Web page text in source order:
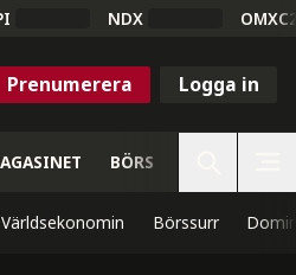
NDX
Prenumerera Logga in
BÖRS
Världsekonomin Börssurr